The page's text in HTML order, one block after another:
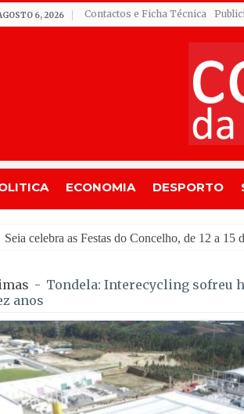
6, 2026 Contactos e Ficha Técnica
ECONOMIA DESPORTO
GNR de Gouveia desmantelou
- Tondela: Interecycling sofreu
anos